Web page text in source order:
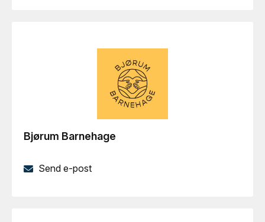
Bjørum Barnehage
Send e-post